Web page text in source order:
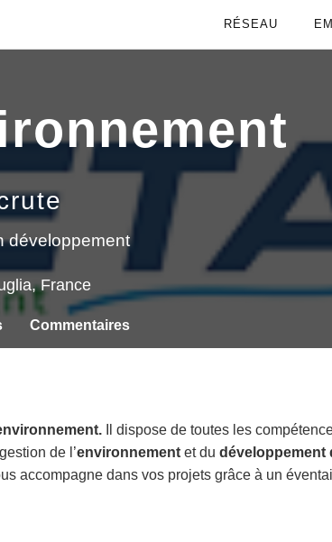
RÉSEAU
développement
,France
Commentaires
Il dispose de toutes les
de l’environnement et du développement
accompagne dans vos projets grâce à un